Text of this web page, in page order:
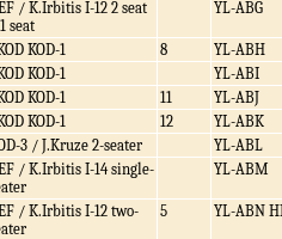
/ K.Irbitis I-12 2 seat
seat
YL-ABG
KOD-1 8 YL-ABH
KOD-1 YL-ABI
KOD-1 11 YL-ABJ
KOD-1 12 YL-ABK
3 / J.Kruze 2-seater YL-ABL
/ K.Irbitis I-14 single-
YL-ABM
/ K.Irbitis I-12 two-
5 YL-ABN